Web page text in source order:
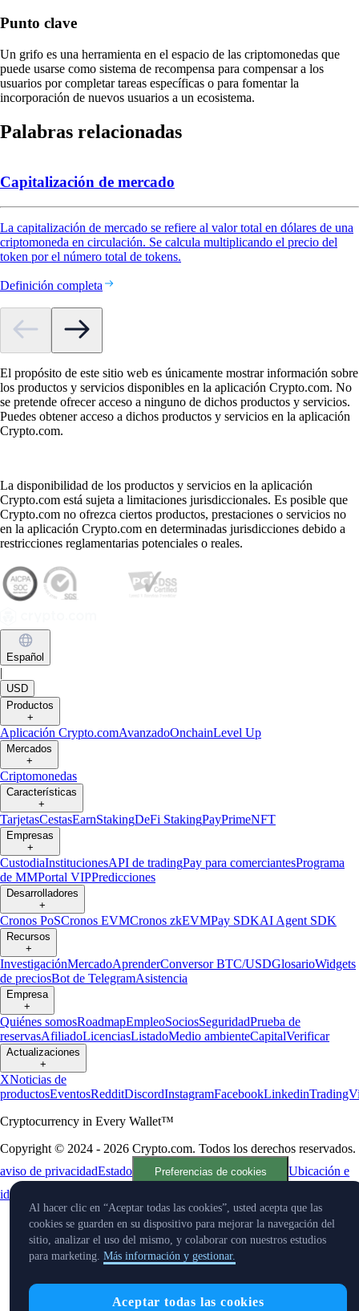
Punto clave
Un grifo es una herramienta en el espacio de las criptomonedas que
puede usarse como sistema de recompensa para compensar a los
usuarios por completar tareas específicas o para fomentar la
incorporación de nuevos usuarios a un ecosistema.
Palabras relacionadas
Capitalización de mercado
La capitalización de mercado se refiere al valor total en dólares de una
criptomoneda en circulación. Se calcula multiplicando el precio del
token por el número total de tokens.
Definición completa
El propósito de este sitio web es únicamente mostrar información sobre
los productos y servicios disponibles en la aplicación Crypto.com. No
se pretende ofrecer acceso a ninguno de dichos productos y servicios.
Puedes obtener acceso a dichos productos y servicios en la aplicación
Crypto.com.
La disponibilidad de los productos y servicios en la aplicación
Crypto.com está sujeta a limitaciones jurisdiccionales. Es posible que
Crypto.com no ofrezca ciertos productos, prestaciones o servicios no
en la aplicación Crypto.com en determinadas jurisdicciones debido a
restricciones reglamentarias potenciales o reales.
Español
|
USD
Productos
+
Aplicación Crypto.comAvanzadoOnchainLevel Up
Mercados
+
Criptomonedas
Características
+
TarjetasCestasEarnStakingDeFi StakingPayPrimeNFT
Empresas
+
CustodiaInstitucionesAPI de tradingPay para comerciantesPrograma
de MMPortal VIPPredicciones
Desarrolladores
+
Cronos PoSCronos EVMCronos zkEVMPay SDKAI Agent SDK
Recursos
+
InvestigaciónMercadoAprenderConversor BTC/USDGlosarioWidgets
de preciosBot de TelegramAsistencia
Empresa
+
Quiénes somosRoadmapEmpleoSociosSeguridadPrueba de
reservasAfiliadoLicenciasListadoMedio ambienteCapitalVerificar
Actualizaciones
+
XNoticias de
productosEventosRedditDiscordInstagramFacebookLinkedin
Cryptocurrency in Every Wallet™
Copyright © 2024 - 2026 Crypto.com. Todos los derechos reservados.
aviso de privacidadEstado Preferencias de cookies
Ubicación e
idioma
Al hacer clic en “Aceptar todas las cookies”, usted acepta que las
cookies se guarden en su dispositivo para mejorar la navegación del
sitio, analizar el uso del mismo, y colaborar con nuestros estudios
para marketing. Más información y gestionar.
Aceptar todas las cookies